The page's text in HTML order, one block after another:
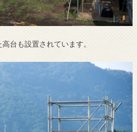
台も設置されています。